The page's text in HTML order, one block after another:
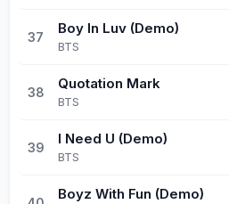
37
Boy In Luv (Demo)
BTS
38
Quotation Mark
BTS
39
I Need U (Demo)
BTS
Boyz With Fun (Demo)